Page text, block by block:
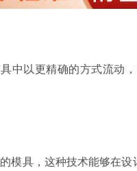
中以更精确的方式流动
模具，这种技术能够在